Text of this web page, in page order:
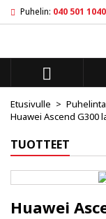
Puhelin: 040 501 1040

Etusivulle
Huawei Ascend G300
TUOTTEET
Huawei
My
((title))
((label))
Kirjaudu
Sinun pitää
toivelistalle.